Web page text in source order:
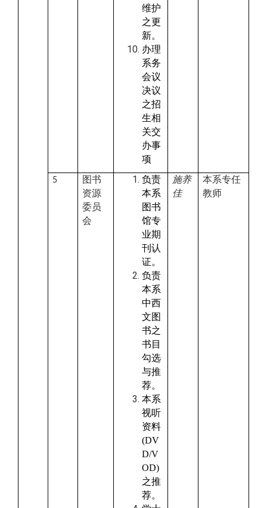
维护
之更
新。
办理
系务
会议
决议
之招
生相
关交
办事
项
5
图书
资源
委员
会
负责
本系
图书
馆专
业期
刊认
证。
负责
本系
中西
文图
书之
书目
勾选
与推
荐。
本系
视听
资料
(DV
D/V
OD)
之推
荐。
施养
佳
本系专任
教师